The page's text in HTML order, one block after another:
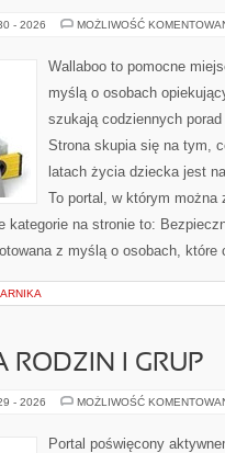
- 2026 MOŻLIWOŚĆ
Wallaboo to pomocne
myślą o osobach
szukają codziennych
Strona skupia się na tym,
latach życia dziecka jest
To portal, w którym można
kategorie na stronie to:
z myślą o osobach,
RODZIN I GRUP
- 2026 MOŻLIWOŚĆ
Portal poświęcony